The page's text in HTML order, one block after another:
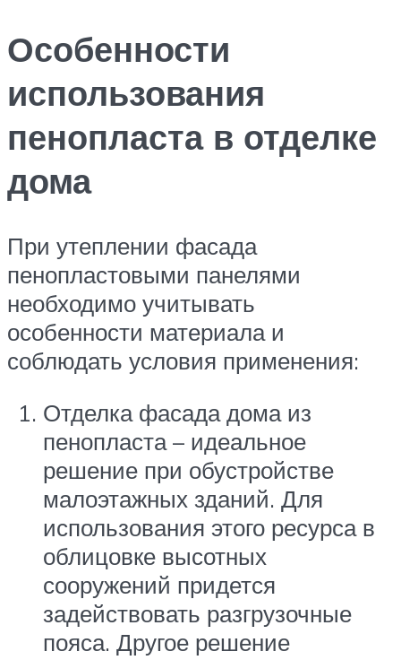
Особенности
использования
пенопласта в отделке
дома
При утеплении фасада
пенопластовыми панелями
необходимо учитывать
особенности материала и
соблюдать условия применения:
Отделка фасада дома из
пенопласта – идеальное
решение при обустройстве
малоэтажных зданий. Для
использования этого ресурса в
облицовке высотных
сооружений придется
задействовать разгрузочные
пояса. Другое решение